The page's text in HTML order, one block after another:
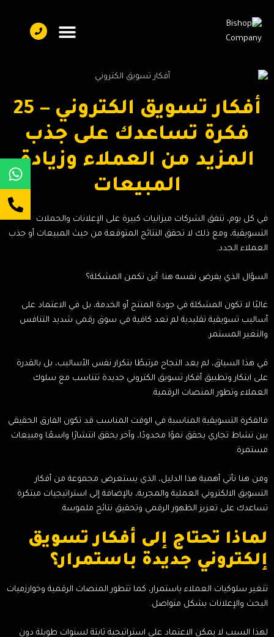
أفكار تسويق الكتروني – 25
فكرة تساعدك على جذب
المزيد من العملاء وزيادة
المبيعات
في كل يوم، تنفق الشركات ميزانيات كبيرة على الإعلانات والحملات
التسويقية، ومع ذلك لا تحقق النتائج المتوقعة من حيث المبيعات أو جذب
العملاء الجدد.
السؤال الذي يفرض نفسه هنا: أين تكمن المشكلة؟
غالبًا لا تكون المشكلة في جودة المنتج أو الخدمة، بل في الاعتماد على
أساليب تسويقية تقليدية لم تعد كافية في سوق رقمي شديد التنافس
والتغير المستمر.
في هذا السياق، لم يعد النجاح مرتبطًا بتكرار نفس الأساليب، بل بالقدرة
على ابتكار وتطبيق أفكار تسويق الكتروني جديدة تتناسب مع سلوك
العملاء وتطور المنصات الرقمية.
فالفكرة التسويقية المناسبة في الوقت المناسب قد تكون الفارق الحقيقي
بين نشاط تجاري يحقق نموًا محدودًا، وآخر يحقق انتشارًا واسعًا ومبيعات
مستمرة.
ومن هنا تأتي أهمية هذا الدليل، الذي يستعرض مجموعة من أفكار
التسويق الالكتروني العملية والمجربة، بالإضافة إلى استراتيجيات مبتكرة
تساعدك على تعزيز الظهور الرقمي وتحقيق نتائج ملموسة.
لماذا تحتاج إلى أفكار تسويق
إلكتروني جديدة باستمرار؟
تتغير سلوكيات العملاء باستمرار، كما تتطور المنصات الرقمية وخوارزميات
البحث والإعلانات بشكل متواصل.
لهذا السبب لا يمكن الاعتماد على استراتيجية ثابتة لسنوات طويلة دون